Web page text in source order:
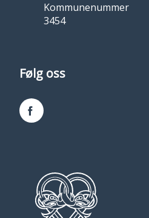
Kommunenummer
3454
Følg oss
Facebook